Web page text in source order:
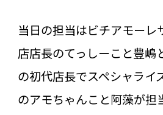
当日の担当はビチアモーレ
店店長のてっしーこと豊嶋
の初代店長でスペシャライ
のアモちゃんこと阿藻が担